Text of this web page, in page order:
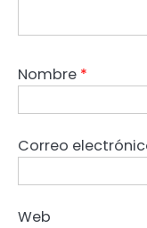
Nombre *
Correo
Web